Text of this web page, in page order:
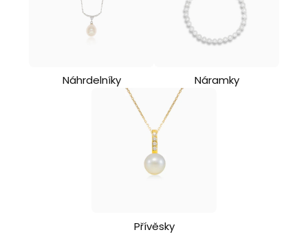
Náhrdelníky Náramky
Přívěsky